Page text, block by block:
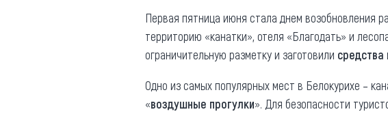
Первая пятница июня стала днем возобновления
территорию «канатки», отеля «Благодать» и
ограничительную разметку и заготовили
Одно из самых популярных мест в Белокурихе –
«воздушные прогулки». Для безопасности